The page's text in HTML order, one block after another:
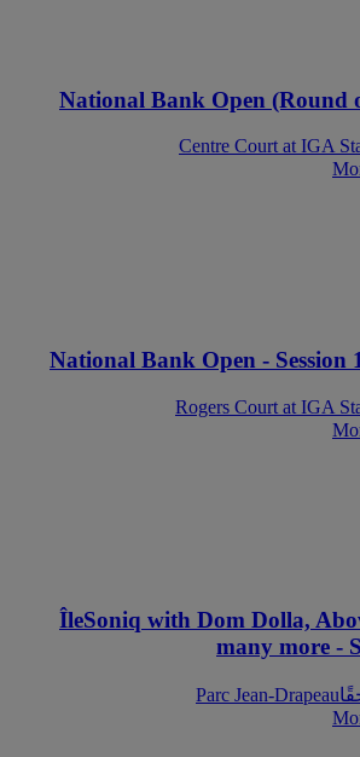
National Bank Open
Centre Court at
National Bank Open -
Rogers Court at
ÎleSoniq with Dom Dolla,
many
Parc Jean-